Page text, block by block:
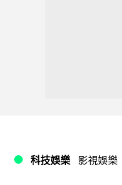
科技娛樂 影視娛樂